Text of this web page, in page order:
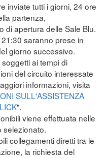
inviate tutti i giorni, 24 ore
partenza,
di apertura delle Sale Blu.
saranno prese in
giorno successivo.
ai tempi di
del circuito interessate
informazioni, visita
SULL'ASSISTENZA
".
viene effettuata nelle
selezionato.
collegamenti diretti tra le
la richiesta del